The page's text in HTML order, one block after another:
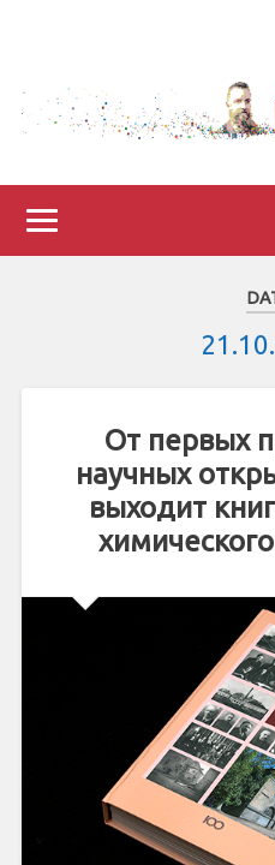
От первых
научных
выходит